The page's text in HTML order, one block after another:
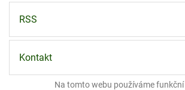
RSS
Kontakt
Na tomto webu používáme funkční